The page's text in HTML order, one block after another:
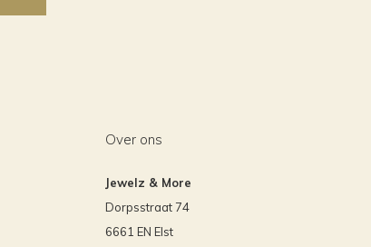
Over ons
Jewelz & More
Dorpsstraat 74
6661 EN Elst